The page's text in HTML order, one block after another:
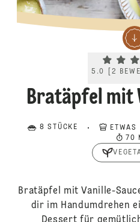
5.0 2
Bratäpfel mit
8 STÜCKE
ETWAS
70
Bratäpfel mit Vanille-
dir im Handumdrehen